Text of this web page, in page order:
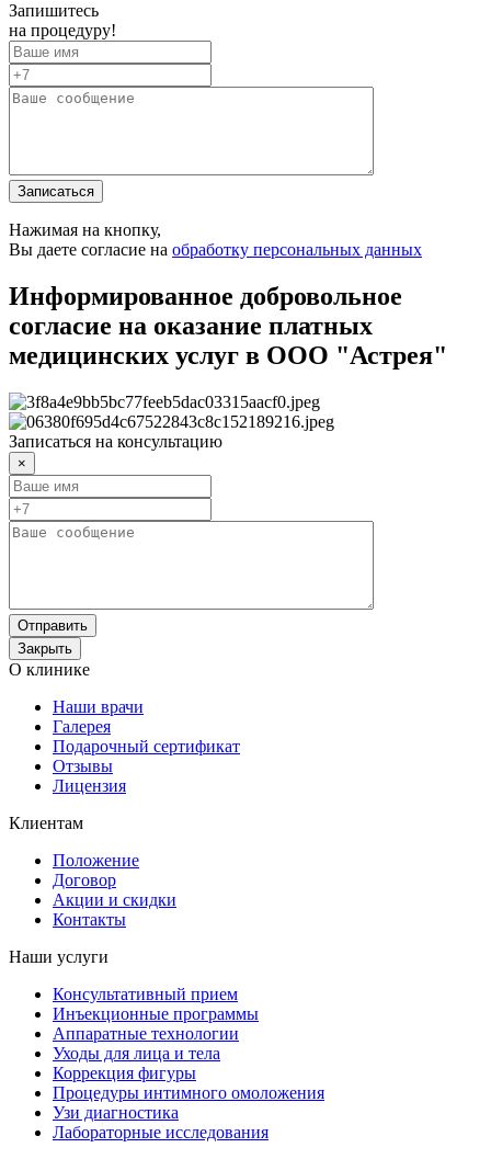
Запишитесь
на процедуру!
Записаться
Нажимая на кнопку,
Вы даете согласие на обработку персональных данных
Информированное добровольное
согласие на оказание платных
медицинских услуг в ООО "Астрея"
Записаться на консультацию
×
Отправить
Закрыть
О клинике
Наши врачи
Галерея
Подарочный сертификат
Отзывы
Лицензия
Клиентам
Положение
Договор
Акции и скидки
Контакты
Наши услуги
Консультативный прием
Инъекционные программы
Аппаратные технологии
Уходы для лица и тела
Коррекция фигуры
Процедуры интимного омоложения
Узи диагностика
Лабораторные исследования